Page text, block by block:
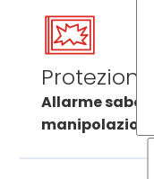
silenziosi e di
senza che sia
reato.
Allarme
manipolazioni